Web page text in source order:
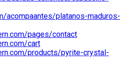
acompaantes/platanos-maduros-
pages/contact
cart
products/pyrite-crystal-